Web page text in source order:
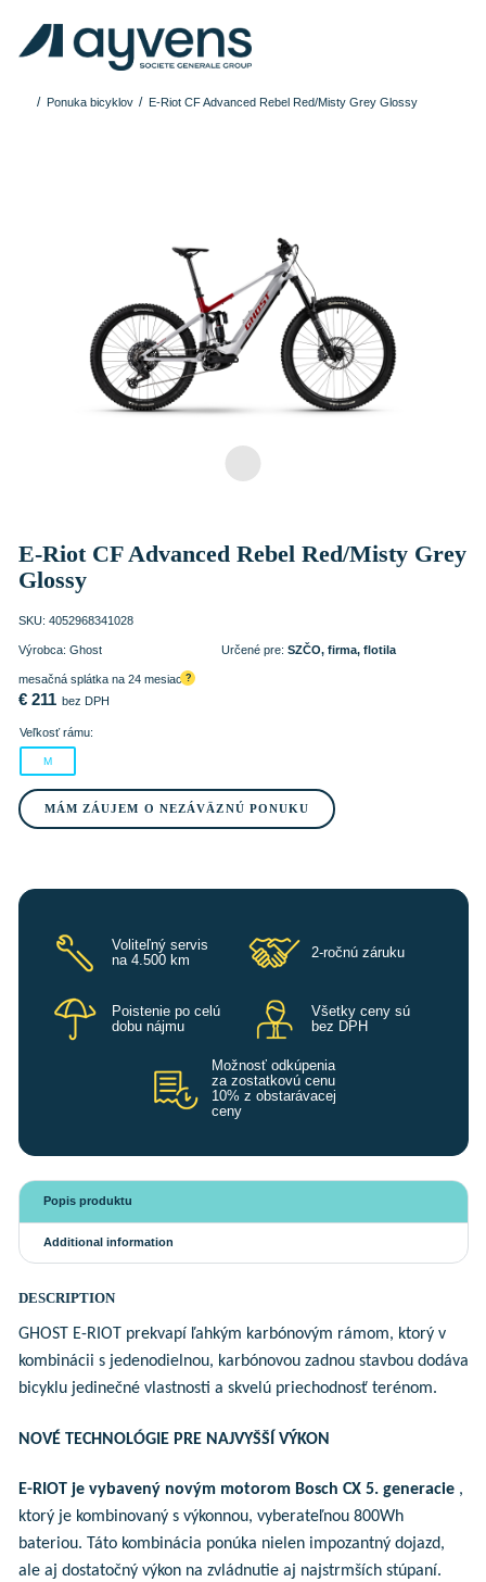
Ponuka bicyklov E-Riot CF Advanced Rebel Red/Misty Grey Glossy
E-Riot CF Advanced Rebel Red/Misty Grey
Glossy
SKU: 4052968341028
Výrobca: Ghost Určené pre: SZČO, firma, flotila
?
mesačná splátka na 24 mesiacov
€211 bez DPH
Veľkosť rámu:
M
MÁM ZÁUJEM O NEZÁVÄZNÚ PONUKU
Voliteľný servis
na 4.500 km
2-ročnú záruku
Poistenie po celú
dobu nájmu
Všetky ceny sú
bez DPH
Možnosť odkúpenia
za zostatkovú cenu
10% z obstarávacej
ceny
Popis produktu
Additional information
DESCRIPTION
GHOST E-RIOT prekvapí ľahkým karbónovým rámom, ktorý v
kombinácii s jedenodielnou, karbónovou zadnou stavbou dodáva
bicyklu jedinečné vlastnosti a skvelú priechodnosť terénom.
NOVÉ TECHNOLÓGIE PRE NAJVYŠŠÍ VÝKON
E-RIOT je vybavený novým motorom Bosch CX 5. generacie,
ktorý je kombinovaný s výkonnou, vyberateľnou 800Wh
bateriou. Táto kombinácia ponúka nielen impozantný dojazd,
ale aj dostatočný výkon na zvládnutie aj najstrmších stúpaní.